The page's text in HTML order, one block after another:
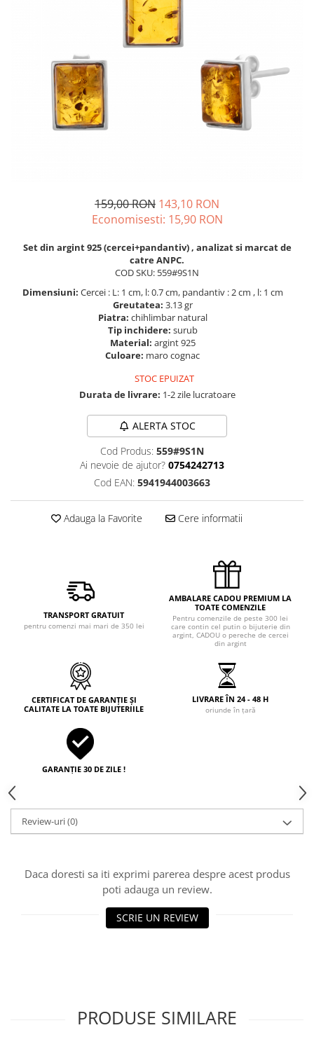
SETURI BIJUTERII
ACE DE CRAVATA
BRATARI PENTRU PICIOR
BRATARA TIP ROZARIU
LANTURI TIP ROZARIU
159,00 RON 143,10 RON
Economisesti: 15,90 RON
Set din argint 925 (cercei+pandantiv) , analizat si marcat de
catre ANPC.
COD SKU: 559#9S1N
Dimensiuni: Cercei : L: 1 cm, l: 0.7 cm, pandantiv : 2 cm , l: 1 cm
Greutatea: 3.13 gr
Piatra: chihlimbar natural
Tip inchidere: surub
Material: argint 925
Culoare: maro cognac
STOC EPUIZAT
Durata de livrare: 1-2 zile lucratoare
ALERTA STOC
Cod Produs: 559#9S1N
Ai nevoie de ajutor? 0754242713
Cod EAN: 5941944003663
Adauga la Favorite Cere informatii
TRANSPORT GRATUIT
pentru comenzi mai mari de 350 lei
AMBALARE CADOU PREMIUM LA
TOATE COMENZILE
Pentru comenzile de peste 300 lei
care contin cel putin o bijuterie din
argint, CADOU o pereche de cercei
din argint
CERTIFICAT DE GARANȚIE ȘI
CALITATE LA TOATE BIJUTERIILE
LIVRARE ÎN 24 - 48 H
oriunde în țară
GARANȚIE 30 DE ZILE !
Review-uri(0)
Daca doresti sa iti exprimi parerea despre acest produs
poti adauga un review.
SCRIE UN REVIEW
PRODUSE SIMILARE